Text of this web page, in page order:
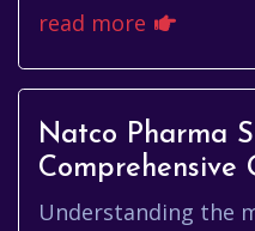
just luck. It’s a
read more
Natco Pharma
Comprehensive
Understanding the